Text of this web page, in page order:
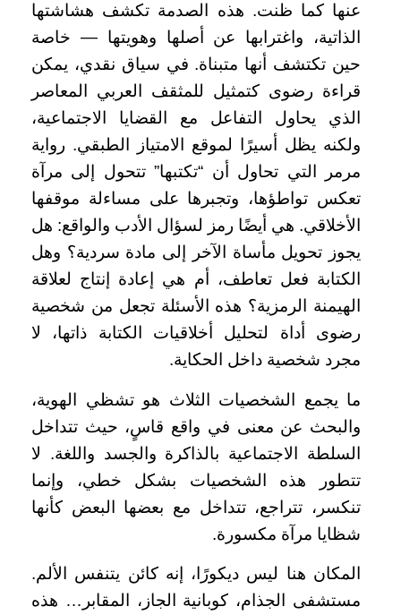
عنها كما ظنت. هذه الصدمة تكشف هشاشتها
الذاتية، واغترابها عن أصلها وهويتها — خاصة
حين تكتشف أنها متبناة. في سياق نقدي، يمكن
قراءة رضوى كتمثيل للمثقف العربي المعاصر
الذي يحاول التفاعل مع القضايا الاجتماعية،
ولكنه يظل أسيرًا لموقع الامتياز الطبقي. رواية
مرمر التي تحاول أن “تكتبها” تتحول إلى مرآة
تعكس تواطؤها، وتجبرها على مساءلة موقفها
الأخلاقي. هي أيضًا رمز لسؤال الأدب والواقع: هل
يجوز تحويل مأساة الآخر إلى مادة سردية؟ وهل
الكتابة فعل تعاطف، أم هي إعادة إنتاج لعلاقة
الهيمنة الرمزية؟ هذه الأسئلة تجعل من شخصية
رضوى أداة لتحليل أخلاقيات الكتابة ذاتها، لا
مجرد شخصية داخل الحكاية.
ما يجمع الشخصيات الثلاث هو تشظي الهوية،
والبحث عن معنى في واقع قاسٍ، حيث تتداخل
السلطة الاجتماعية بالذاكرة والجسد واللغة. لا
تتطور هذه الشخصيات بشكل خطي، وإنما
تنكسر، تتراجع، تتداخل مع بعضها البعض كأنها
شظايا مرآة مكسورة.
المكان هنا ليس ديكورًا، إنه كائن يتنفس الألم.
مستشفى الجذام، كوبانية الجاز، المقابر… هذه